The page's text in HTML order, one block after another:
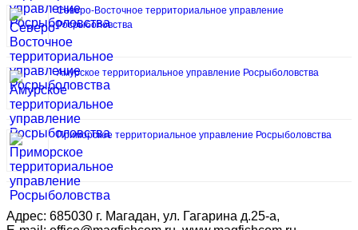
Северо-Восточное территориальное управление
Росрыболовства
Амурское территориальное управление Росрыболовства
Приморское территориальное управление Росрыболовства
Адрес: 685030 г. Магадан, ул. Гагарина д.25-а,